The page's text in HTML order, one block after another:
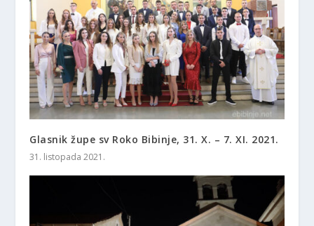
Glasnik župe sv Roko Bibinje, 31. X. – 7. XI. 2021.
31. listopada 2021.